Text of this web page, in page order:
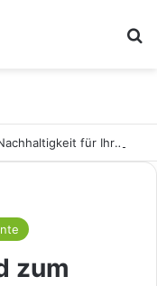
Holz Pendelleuchten: Eleganz und Nachhaltigkeit für Ihr Zuhause
zum